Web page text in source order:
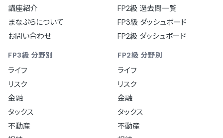
講座紹介
まなぷらについて
お問い合わせ
FP2級 過去問一覧
FP3級 ダッシュボード
FP2級 ダッシュボード
FP3級 分野別
ライフ
リスク
金融
タックス
不動産
FP2級 分野別
ライフ
リスク
金融
タックス
不動産